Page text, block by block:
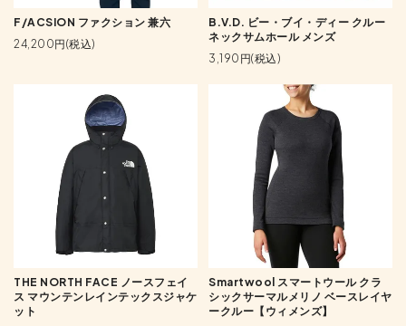
F/ACSION ファクション 兼六
24,200円(税込)
B.V.D. ビー・ブイ・ディー クルー
ネックサムホール メンズ
3,190円(税込)
THE NORTH FACE ノースフェイ
ス マウンテンレインテックスジャケ
ット
Smartwool スマートウール クラ
シックサーマルメリノ ベースレイヤ
ークルー【ウィメンズ】